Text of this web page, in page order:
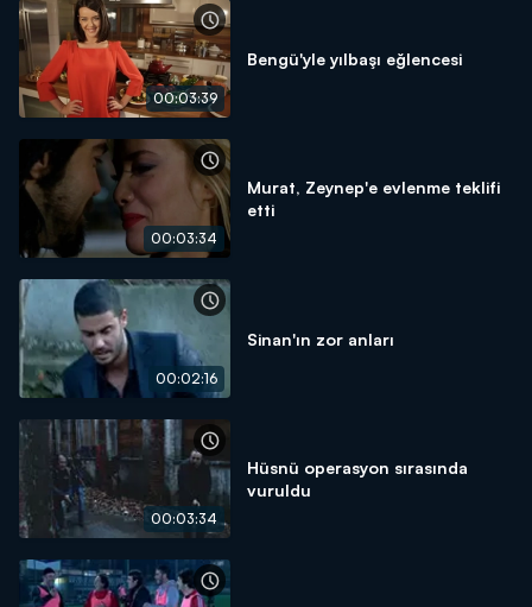
00:03:39
Bengü'yle yılbaşı eğlencesi
00:03:34
Murat, Zeynep'e evlenme teklifi
etti
00:02:16
Sinan'ın zor anları
00:03:34
Hüsnü operasyon sırasında
vuruldu